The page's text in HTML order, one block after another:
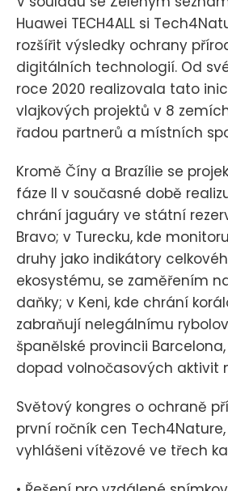
Huawei TECH4ALL si
rozšířit výsledky ochrany
digitálních technologií. Od
roce 2020 realizovala tato
vlajkových projektů v 8
řadou partnerů a místních
Kromě Číny a Brazílie se
fáze II v současné době
chrání jaguáry ve státní
Bravo; v Turecku, kde
druhy jako indikátory
ekosystému, se zaměřením
daňky; v Keni, kde chrání
zabraňují nelegálnímu
španělské provincii
dopad volnočasových aktivit
Světový kongres o ochraně
první ročník cen
vyhlášeni vítězové ve třech